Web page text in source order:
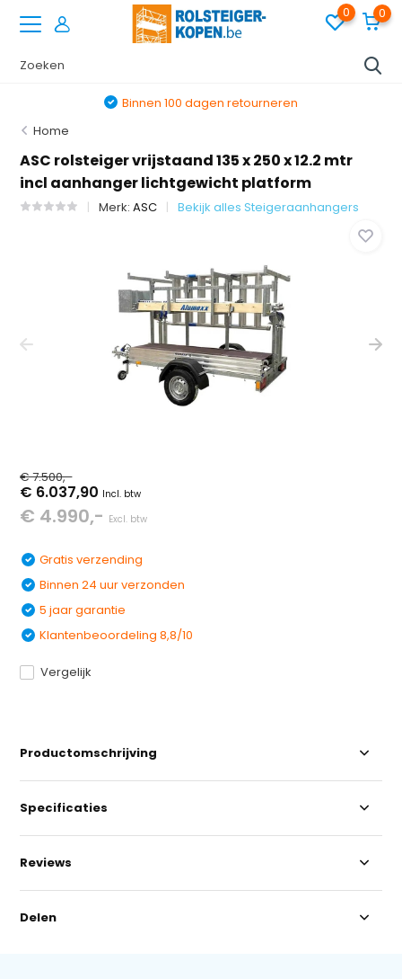
0 0
Binnen 100 dagen retourneren
Home
ASC rolsteiger vrijstaand 135 x 250 x 12.2 mtr
incl aanhanger lichtgewicht platform
Merk:ASC Bekijk alles Steigeraanhangers
€ 7.500,-
€ 6.037,90 Incl. btw
€ 4.990,- Excl. btw
Gratis verzending
Binnen 24 uur verzonden
5 jaar garantie
Klantenbeoordeling 8,8/10
Vergelijk
Productomschrijving
Specificaties
Reviews
Delen